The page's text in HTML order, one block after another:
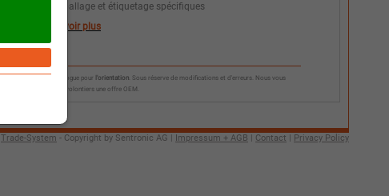
Emballage et étiquetage spécifiques
en savoir plus
*Prix catalogue pour l'orientation . Sous réserve de modifications et d'erreurs. Nous vous
envoyons volontiers une offre OEM.
Trade-System - Copyright by Sentronic AG | Impressum + AGB | Contact | Privacy Policy